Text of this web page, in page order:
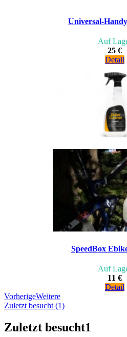
Universal-
Auf
25 €
Detail
SpeedBox
Auf
11 €
Detail
VorherigeWeitere
Zuletzt besucht (1)
Zuletzt besucht1